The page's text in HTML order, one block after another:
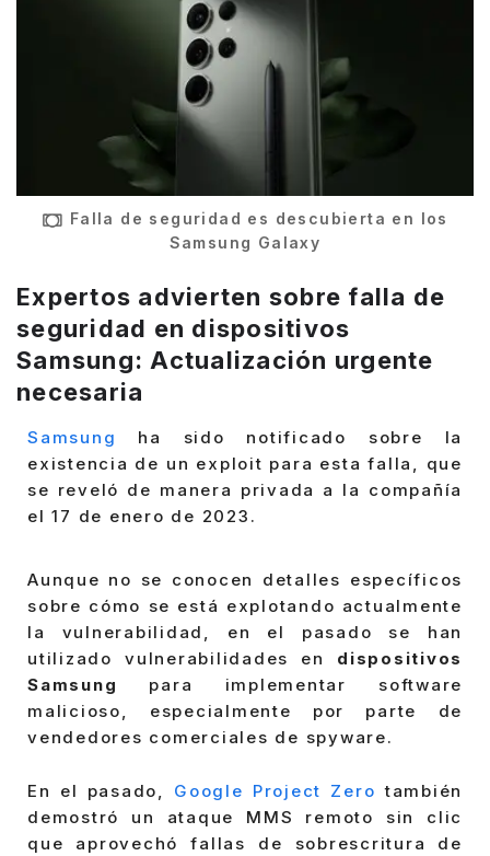
Falla de seguridad es descubierta en los
Samsung Galaxy
Expertos advierten sobre falla de
seguridad en dispositivos
Samsung: Actualización urgente
necesaria
Samsung
ha sido notificado sobre la
existencia de un exploit para esta falla, que
se reveló de manera privada a la compañía
el 17 de enero de 2023.
Aunque no se conocen detalles específicos
sobre cómo se está explotando actualmente
la vulnerabilidad, en el pasado se han
utilizado vulnerabilidades en dispositivos
Samsung
para implementar software
malicioso, especialmente por parte de
vendedores comerciales de spyware.
En el pasado, Google Project Zero también
demostró un ataque MMS remoto sin clic
que aprovechó fallas de sobrescritura de